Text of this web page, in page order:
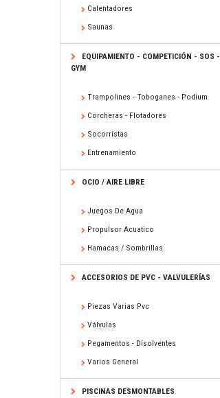
Calentadores
Saunas
EQUIPAMIENTO - COMPETICIÓN - SOS -
GYM
Trampolines - Toboganes - Podium
Corcheras - Flotadores
Socorristas
Entrenamiento
OCIO / AIRE LIBRE
Juegos De Agua
Propulsor Acuatico
Hamacas / Sombrillas
ACCESORIOS DE PVC - VALVULERÍAS
Piezas Varias Pvc
Válvulas
Pegamentos - Disolventes
Varios General
PISCINAS DESMONTABLES